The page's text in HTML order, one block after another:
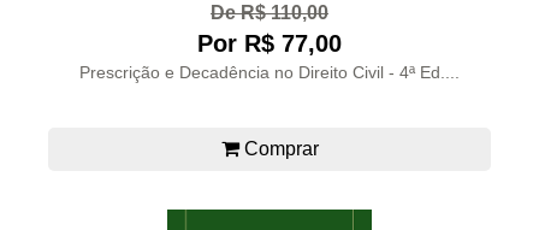
De R$ 110,00
Por R$ 77,00
Prescrição e Decadência no Direito Civil - 4ª Ed....
Comprar